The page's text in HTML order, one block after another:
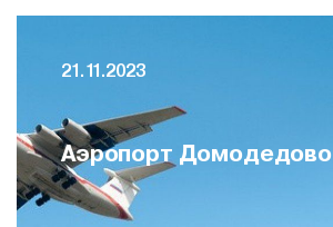
21.11.2023
Аэропорт Домодедово